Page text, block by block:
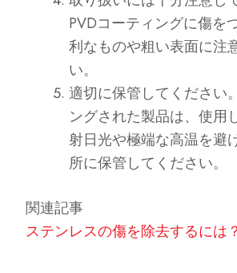
PVDコーティングに傷を
利なものや粗い表面に注
い。
適切に保管してください
ングされた製品は、使用
射日光や極端な高温を避
所に保管してください。
関連記事
ステンレスの傷を除去するには？